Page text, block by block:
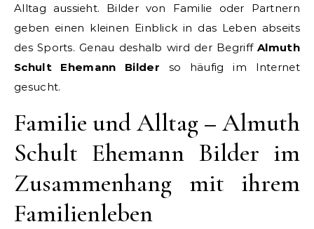
Alltag aussieht. Bilder von Familie oder Partnern
geben einen kleinen Einblick in das Leben abseits
des Sports. Genau deshalb wird der BegriffAlmuth
Schult Ehemann Bilder so häufig im Internet
gesucht.
Familie und Alltag – Almuth
Schult Ehemann Bilder im
Zusammenhang mit ihrem
Familienleben